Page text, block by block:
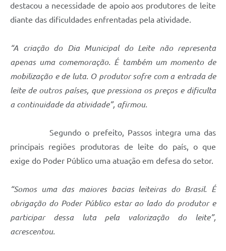
destacou a necessidade de apoio aos produtores de leite
diante das dificuldades enfrentadas pela atividade.
“A criação do Dia Municipal do Leite não representa
apenas uma comemoração. É também um momento de
mobilização e de luta. O produtor sofre com a entrada de
leite de outros países, que pressiona os preços e dificulta
a continuidade da atividade”, afirmou.
Segundo o prefeito, Passos integra uma das
principais regiões produtoras de leite do país, o que
exige do Poder Público uma atuação em defesa do setor.
“Somos uma das maiores bacias leiteiras do Brasil. É
obrigação do Poder Público estar ao lado do produtor e
participar dessa luta pela valorização do leite”,
acrescentou.